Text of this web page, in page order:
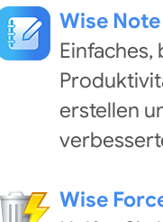
Wise Note
erstellen
Wise